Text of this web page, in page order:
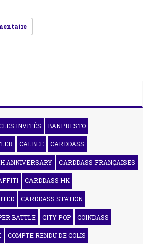
INVITÉS BANPRESTO
CALBEE CARDDASS
ANNIVERSARY CARDDASS FRANÇAISES
CARDDASS HK
CARDDASS STATION
BATTLE CITY POP COINDASS
COMPTE RENDU DE COLIS